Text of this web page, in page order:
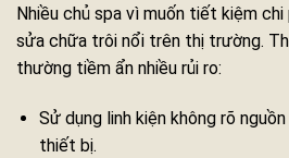
Nhiều chủ spa vì muốn tiết kiệm
sửa chữa trôi nổi trên thị trường.
thường tiềm ẩn nhiều rủi ro:
Sử dụng linh kiện không rõ
thiết bị.